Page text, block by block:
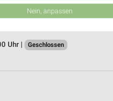
Uhr |
Geschlossen
Werbung
von Inhalten
Nein, anpassen